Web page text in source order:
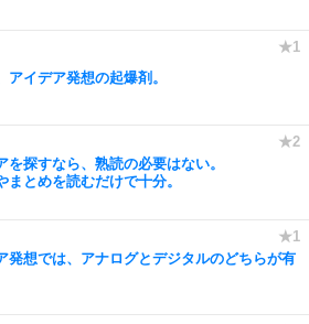
アイデア発想の起爆剤。
を探すなら、熟読の必要はない。
まとめを読むだけで十分。
発想では、アナログとデジタルのどちらが有